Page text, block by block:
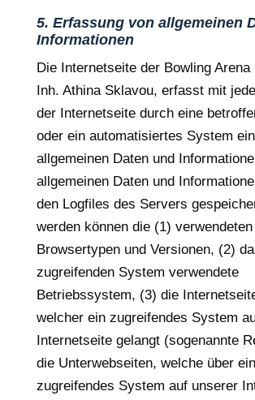
5. Erfassung von allgemeinen
Informationen
Die Internetseite der Bowling Arena
Inh. Athina Sklavou, erfasst mit
der Internetseite durch eine
oder ein automatisiertes System
allgemeinen Daten und
allgemeinen Daten und
den Logfiles des Servers
werden können die (1) verwendeten
Browsertypen und Versionen, (2)
zugreifenden System verwendete
Betriebssystem, (3) die
welcher ein zugreifendes System
Internetseite gelangt (sogenannte
die Unterwebseiten, welche über ein
zugreifendes System auf unserer